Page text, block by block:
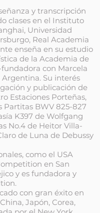
y transcripción
clases en el Instituto
Universidad
Real Academia
enseña en su estudio
de la Academia de
con Marcela
Su interés
y publicación de
Estaciones Porteñas,
Partitas BWV 825-827
K397 de Wolfgang
No.4 de Heitor Villa-
de Luna de Debussy
como el USA
en San
y es fundadora y
con gran éxito en
Japón, Corea,